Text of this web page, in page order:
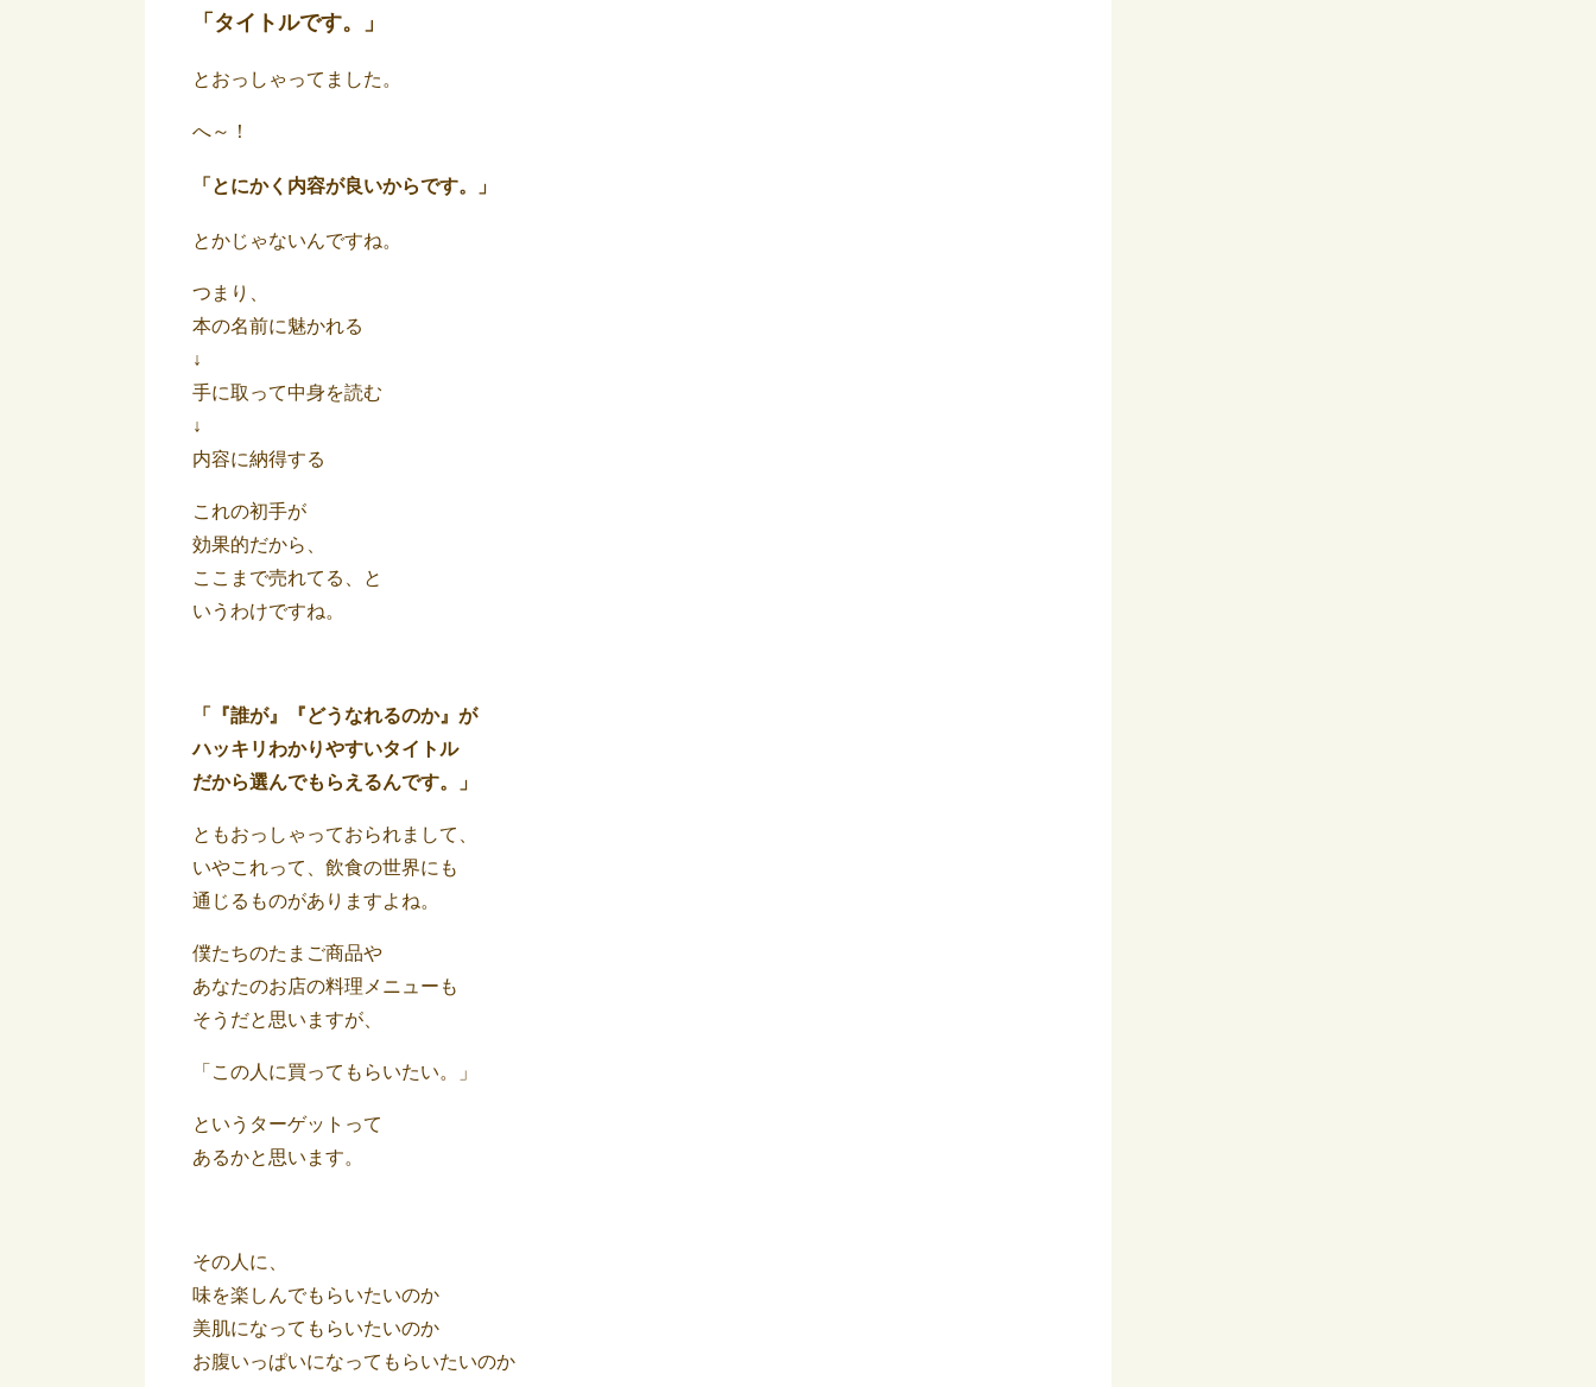
「タイトルです。」
とおっしゃってました。
へ～！
「とにかく内容が良いからです。」
とかじゃないんですね。
つまり、
本の名前に魅かれる
↓
手に取って中身を読む
↓
内容に納得する
これの初手が
効果的だから、
ここまで売れてる、と
いうわけですね。
「『誰が』『どうなれるのか』が
ハッキリわかりやすいタイトル
だから選んでもらえるんです。」
ともおっしゃっておられまして、
いやこれって、飲食の世界にも
通じるものがありますよね。
僕たちのたまご商品や
あなたのお店の料理メニューも
そうだと思いますが、
「この人に買ってもらいたい。」
というターゲットって
あるかと思います。
その人に、
味を楽しんでもらいたいのか
美肌になってもらいたいのか
お腹いっぱいになってもらいたいのか